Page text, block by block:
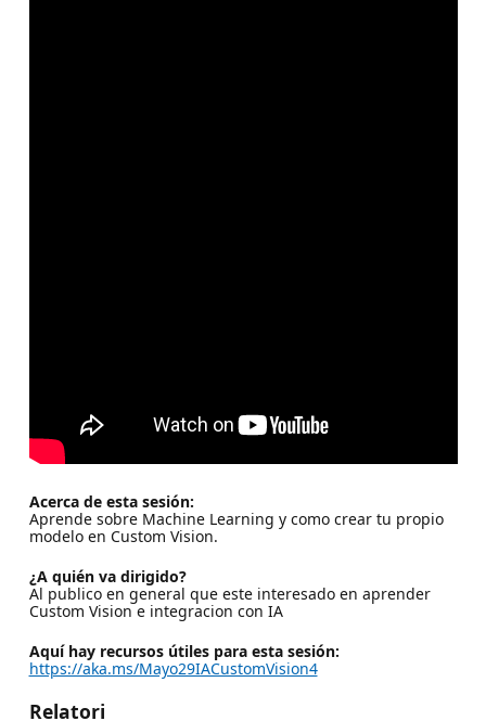
Acerca de esta sesión:
Aprende sobre Machine Learning y como crear tu propio
modelo en Custom Vision.
¿A quién va dirigido?
Al publico en general que este interesado en aprender
Custom Vision e integracion con IA
Aquí hay recursos útiles para esta sesión:
https://aka.ms/Mayo29IACustomVision4
Relatori